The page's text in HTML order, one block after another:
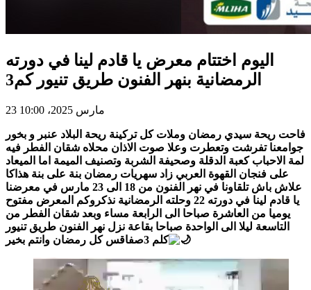
اليوم اختتام معرض يا قادم لينا في دورته
الرمضانية بنهر الفنون طريق تنيور كم3
23 مارس 2025، 10:00
فاحت ريحة سيدي رمضان وملات كل تركينة ريحة البلاد عنبر و بخور
جوامعنا تفرشت وتعطرت وعلا صوت الاذان محلاه شقان الفطر فيه
لمة الاحباب كعبة الدقلة وصحيفة الشربة وتصنيف الميمة اما الميعاد
على فنجان القهوة العربي زاد سهريات رمضان بنة على بنة هذاكا
علاش باش تلقاونا في نهر الفنون من 18 الى 23 مارس في معرضنا
يا قادم لينا في دورته 22 وحلته الرمضانية نذكروكم المعرض مفتوح
يوميا من العاشرة صباحا الى الرابعة مساء وبعد شقان الفطر من
التاسعة ليلا الى الواحدة صباحا بقاعة نزل نهر الفنون طريق تنيور
كلم 3صفاقس كل رمضان وانتم بخير